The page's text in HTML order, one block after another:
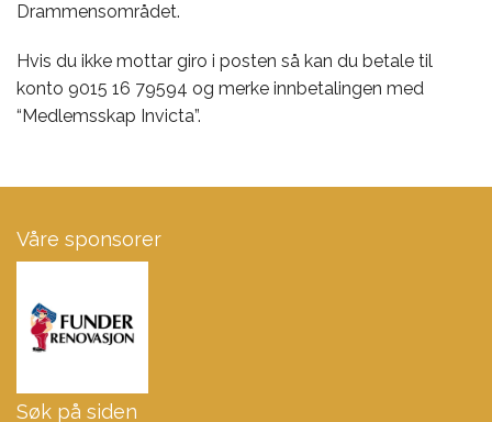
Drammensområdet.
Hvis du ikke mottar giro i posten så kan du betale til
konto 9015 16 79594 og merke innbetalingen med
“Medlemsskap Invicta”.
Våre sponsorer
Søk på siden